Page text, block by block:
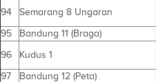
94 Semarang 8 Ungaran
95
Bandung 11 (Braga)
96 Kudus 1
97
Bandung 12 (Peta)